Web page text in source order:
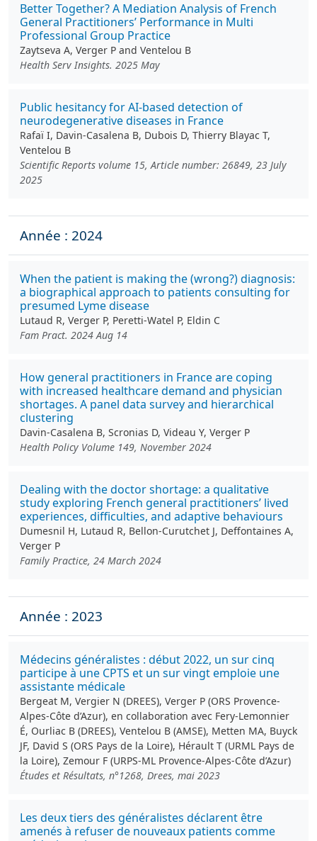
Better Together? A Mediation Analysis of French
General Practitioners’ Performance in Multi
Professional Group Practice
Zaytseva A, Verger P and Ventelou B
Health Serv Insights. 2025 May
Public hesitancy for AI-based detection of
neurodegenerative diseases in France
Rafaï I, Davin-Casalena B, Dubois D, Thierry Blayac T,
Ventelou B
Scientific Reports volume 15, Article number: 26849, 23 July
2025
Année : 2024
When the patient is making the (wrong?) diagnosis:
a biographical approach to patients consulting for
presumed Lyme disease
Lutaud R, Verger P, Peretti-Watel P, Eldin C
Fam Pract. 2024 Aug 14
How general practitioners in France are coping
with increased healthcare demand and physician
shortages. A panel data survey and hierarchical
clustering
Davin-Casalena B, Scronias D, Videau Y, Verger P
Health Policy Volume 149, November 2024
Dealing with the doctor shortage: a qualitative
study exploring French general practitioners’ lived
experiences, difficulties, and adaptive behaviours
Dumesnil H, Lutaud R, Bellon-Curutchet J, Deffontaines A,
Verger P
Family Practice, 24 March 2024
Année : 2023
Médecins généralistes : début 2022, un sur cinq
participe à une CPTS et un sur vingt emploie une
assistante médicale
Bergeat M, Vergier N (DREES), Verger P (ORS Provence-
Alpes-Côte d’Azur), en collaboration avec Fery-Lemonnier
É, Ourliac B (DREES), Ventelou B (AMSE), Metten MA, Buyck
JF, David S (ORS Pays de la Loire), Hérault T (URML Pays de
la Loire), Zemour F (URPS-ML Provence-Alpes-Côte d’Azur)
Études et Résultats, n°1268, Drees, mai 2023
Les deux tiers des généralistes déclarent être
amenés à refuser de nouveaux patients comme